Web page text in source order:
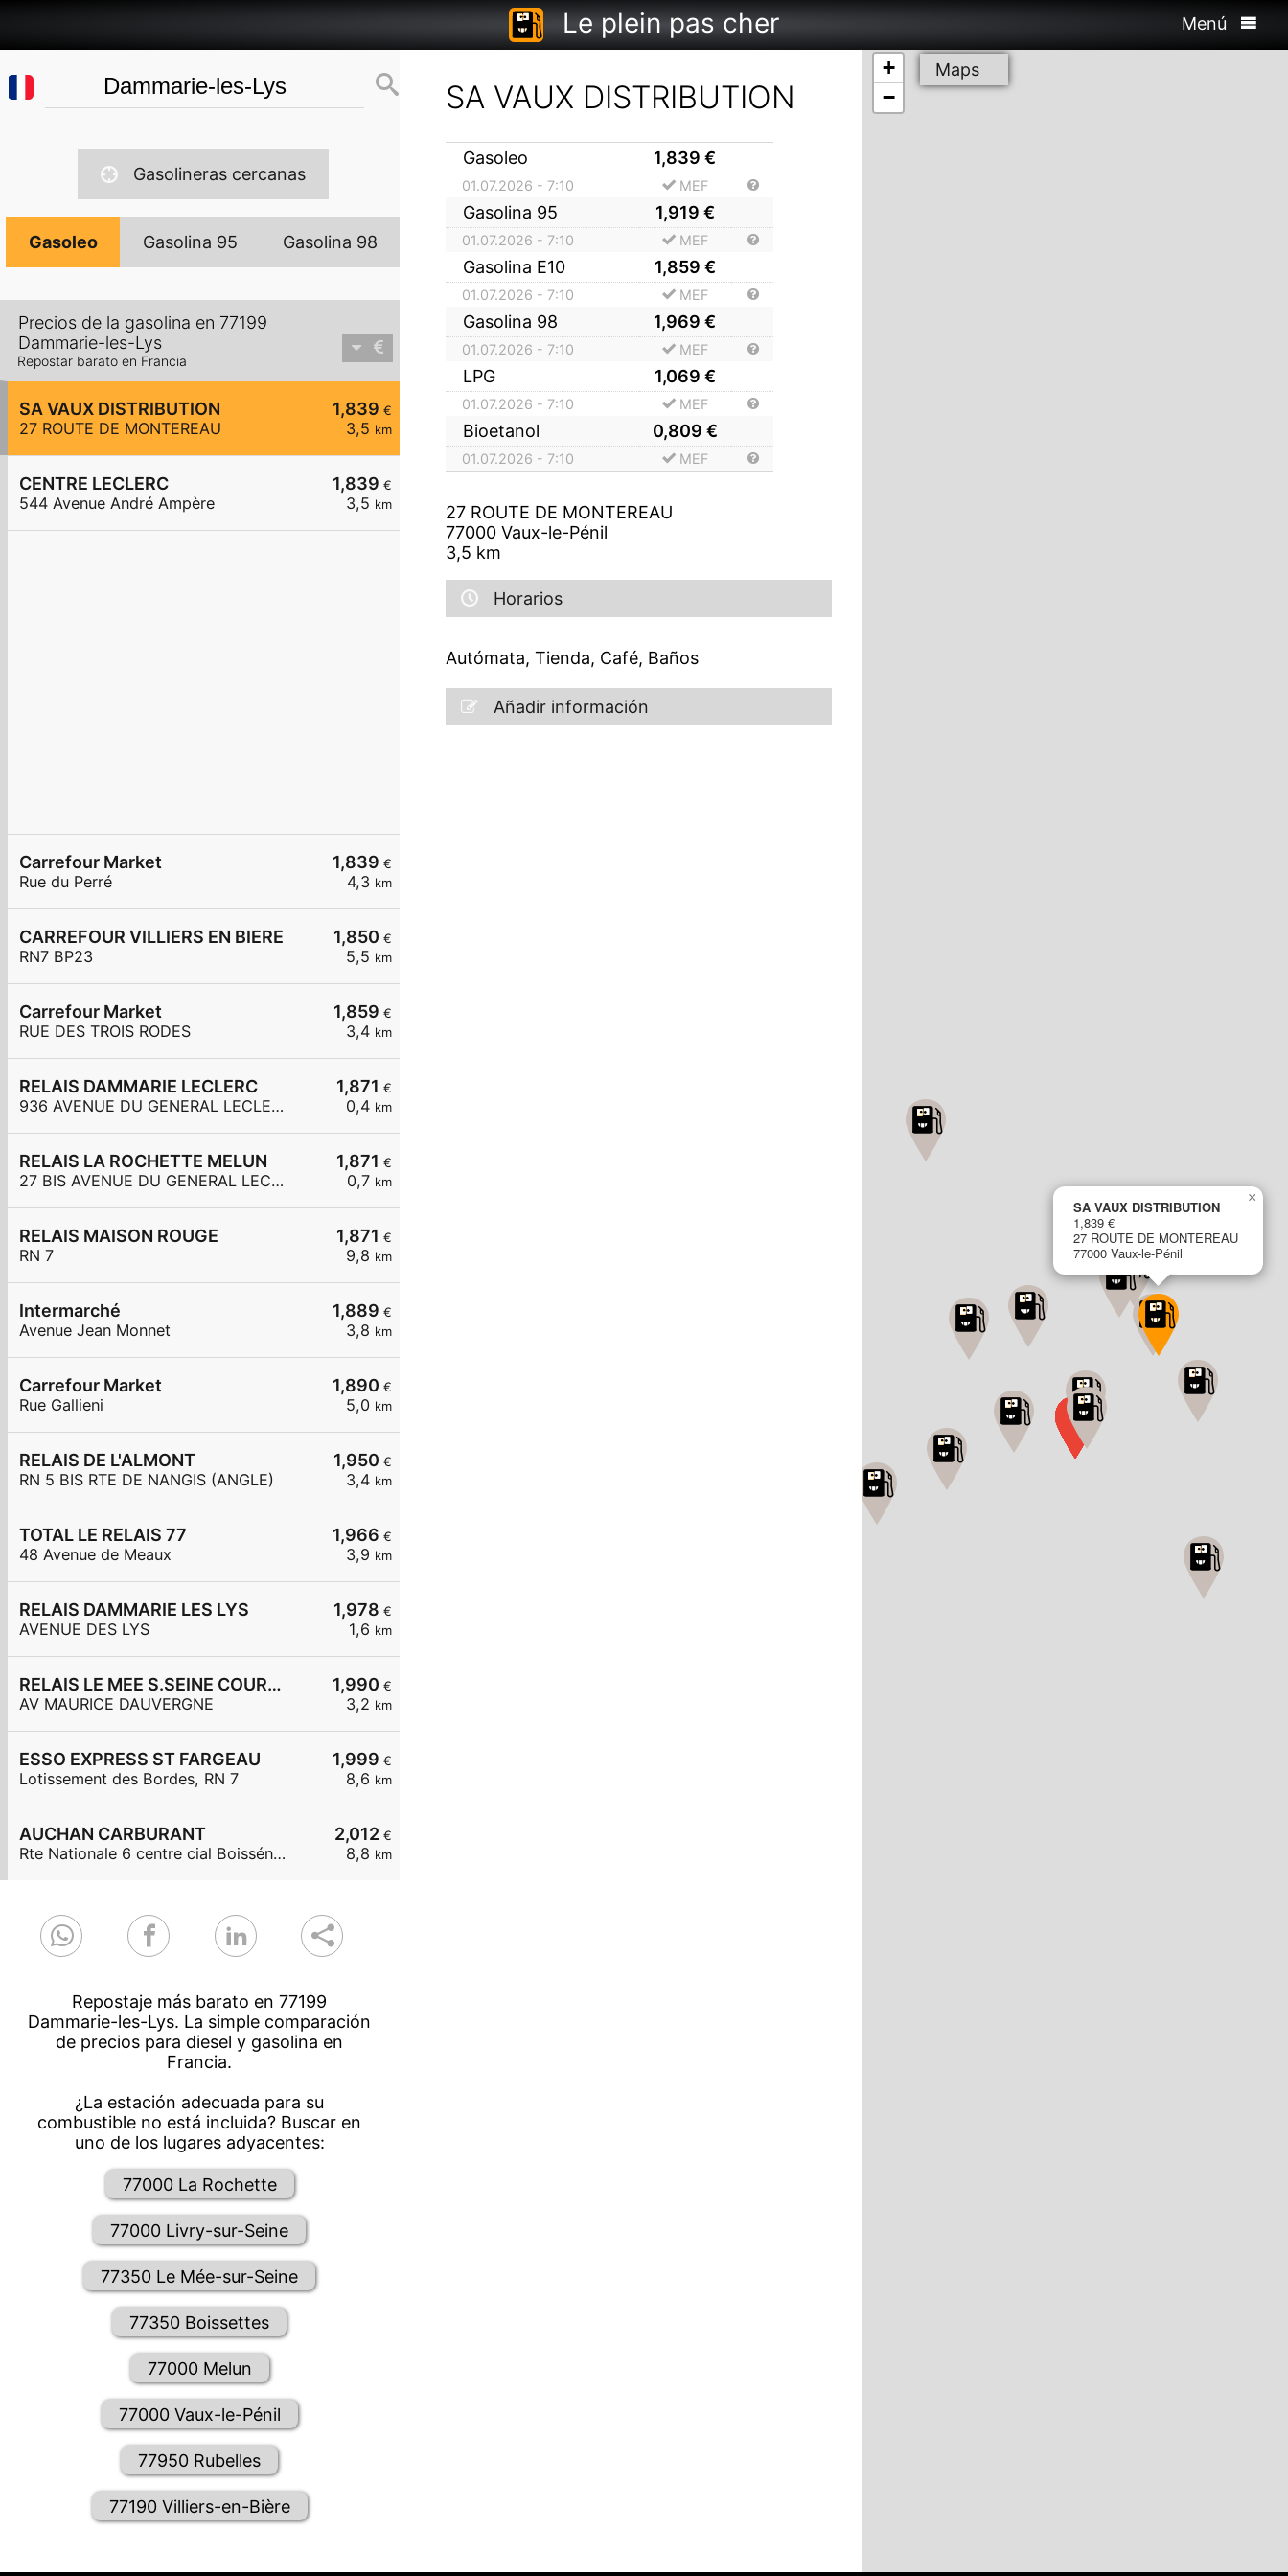
Le plein pas cher Menú
Gasolineras cercanas
Gasoleo Gasolina 95 Gasolina 98
Precios de la gasolina en 77199
Dammarie-les-Lys
Repostar barato en Francia
1,839 €
3,5 km
SA VAUX DISTRIBUTION
27 ROUTE DE MONTEREAU
1,839 €
3,5 km
CENTRE LECLERC
544 Avenue André Ampère
1,839 €
4,3 km
Carrefour Market
Rue du Perré
1,850 €
5,5 km
CARREFOUR VILLIERS EN BIERE
RN7 BP23
1,859 €
3,4 km
Carrefour Market
RUE DES TROIS RODES
1,871 €
0,4 km
RELAIS DAMMARIE LECLERC
936 AVENUE DU GENERAL LECLERC
1,871 €
0,7 km
RELAIS LA ROCHETTE MELUN
27 BIS AVENUE DU GENERAL LECLERC
1,871 €
9,8 km
RELAIS MAISON ROUGE
RN 7
1,889 €
3,8 km
Intermarché
Avenue Jean Monnet
1,890 €
5,0 km
Carrefour Market
Rue Gallieni
1,950 €
3,4 km
RELAIS DE L'ALMONT
RN 5 BIS RTE DE NANGIS (ANGLE)
1,966 €
3,9 km
TOTAL LE RELAIS 77
48 Avenue de Meaux
1,978 €
1,6 km
RELAIS DAMMARIE LES LYS
AVENUE DES LYS
1,990 €
3,2 km
RELAIS LE MEE S.SEINE COURTILLE
AV MAURICE DAUVERGNE
1,999 €
8,6 km
ESSO EXPRESS ST FARGEAU
Lotissement des Bordes, RN 7
2,012 €
8,8 km
AUCHAN CARBURANT
Rte Nationale 6 centre cial Boissénart
Repostaje más barato en 77199
Dammarie-les-Lys. La simple comparación
de precios para diesel y gasolina en
Francia.
¿La estación adecuada para su
combustible no está incluida? Buscar en
uno de los lugares adyacentes:
77000 La Rochette
77000 Livry-sur-Seine
77350 Le Mée-sur-Seine
77350 Boissettes
77000 Melun
77000 Vaux-le-Pénil
77950 Rubelles
77190 Villiers-en-Bière
SA VAUX DISTRIBUTION
Gasoleo 1,839 €
01.07.2026 - 7:10 MEF
Gasolina 95 1,919 €
01.07.2026 - 7:10 MEF
Gasolina E10 1,859 €
01.07.2026 - 7:10 MEF
Gasolina 98 1,969 €
01.07.2026 - 7:10 MEF
LPG 1,069 €
01.07.2026 - 7:10 MEF
Bioetanol 0,809 €
01.07.2026 - 7:10 MEF
27 ROUTE DE MONTEREAU
77000 Vaux-le-Pénil
3,5 km
Horarios
Autómata, Tienda, Café, Baños
Añadir información
SA VAUX DISTRIBUTION
1,839 €
27 ROUTE DE MONTEREAU
77000 Vaux-le-Pénil
×
+
−
Maps